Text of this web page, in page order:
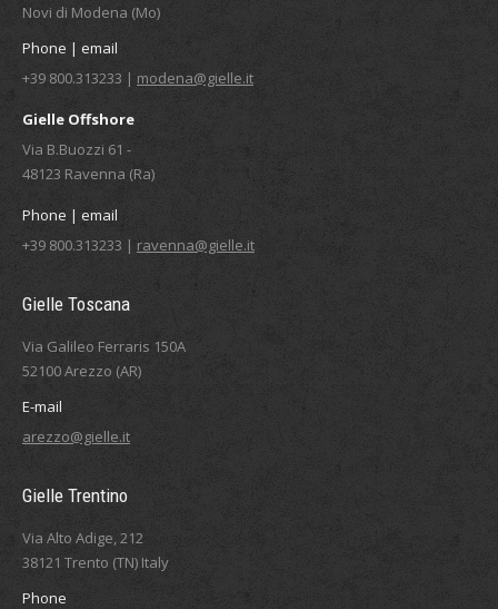
Novi di Modena (Mo)
Phone | email
+39 800.313233 | modena@gielle.it
Gielle Offshore
Via B.Buozzi 61 -
48123 Ravenna (Ra)
Phone | email
+39 800.313233 | ravenna@gielle.it
Gielle Toscana
Via Galileo Ferraris 150A
52100 Arezzo (AR)
E-mail
arezzo@gielle.it
Gielle Trentino
Via Alto Adige, 212
38121 Trento (TN) Italy
Phone